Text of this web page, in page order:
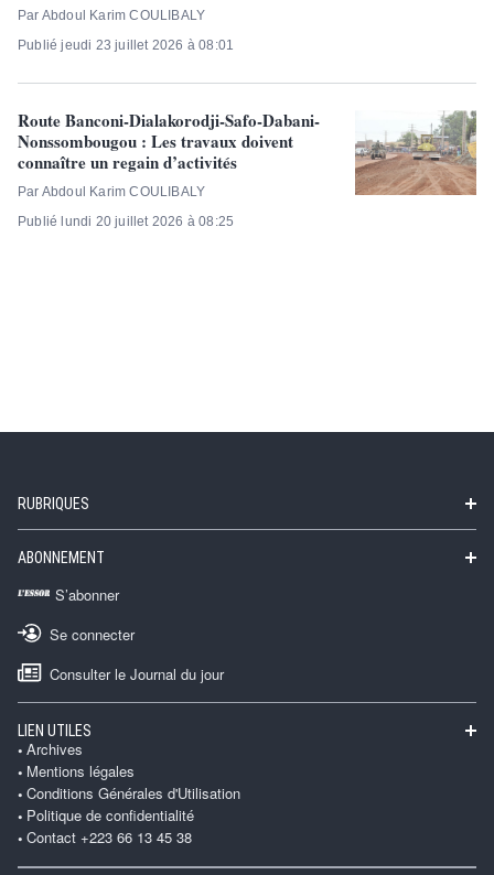
Par Abdoul Karim COULIBALY
Publié jeudi 23 juillet 2026 à 08:01
Route Banconi-Dialakorodji-Safo-Dabani-
Nonssombougou : Les travaux doivent
connaître un regain d’activités
Par Abdoul Karim COULIBALY
Publié lundi 20 juillet 2026 à 08:25
RUBRIQUES
ABONNEMENT
S’abonner
Se connecter
Consulter le Journal du jour
LIEN UTILES
Archives
Mentions légales
Conditions Générales d'Utilisation
Politique de confidentialité
Contact +223 66 13 45 38